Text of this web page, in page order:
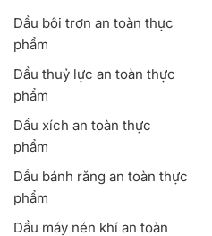
Dầu bôi trơn an toàn thực
phẩm
Dầu thuỷ lực an toàn thực
phẩm
Dầu xích an toàn thực
phẩm
Dầu bánh răng an toàn thực
phẩm
Dầu máy nén khí an toàn